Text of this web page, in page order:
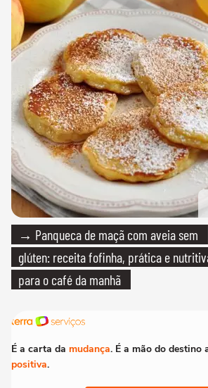
→ Panqueca de maçã com aveia sem
glúten: receita fofinha, prática e
para o café da manhã
É a carta da mudança. É a mão do destino
positiva.